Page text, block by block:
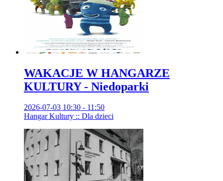
WAKACJE W HANGARZE
KULTURY - Niedoparki
2026-07-03 10:30 - 11:50
Hangar Kultury :: Dla dzieci